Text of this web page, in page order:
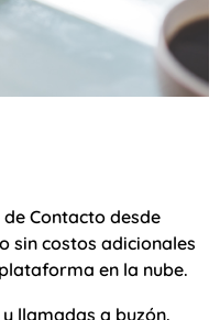
Contacto desde
sin costos adicionales
en la nube.
llamadas a buzón.